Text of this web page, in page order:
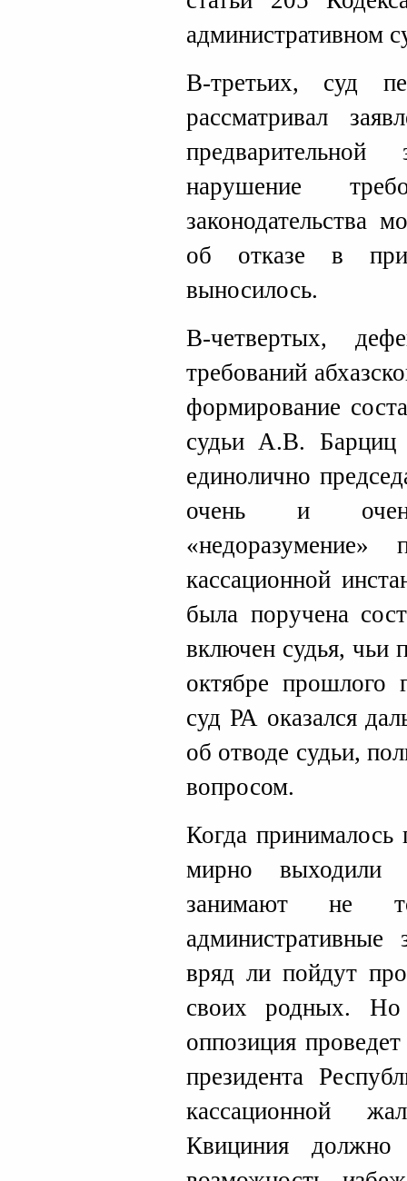
административном
В-третьих, суд
рассматривал
нарушение
законодательства
об отказе в
выносилось.
В-четвертых,
требований
формирование
судьи А.В. Барциц
единолично
очень и
кассационной
была поручена
включен судья, чьи
октябре прошлого
суд РА оказался
об отводе судьи,
вопросом.
Когда
мирно
занимают не
вряд ли пойдут
своих родных. Но
оппозиция
президента
кассационной
Квициния